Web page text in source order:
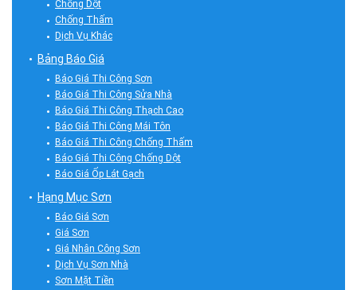
Chống Dột
Chống Thấm
Dịch Vụ Khác
Bảng Báo Giá
Báo Giá Thi Công Sơn
Báo Giá Thi Công Sửa Nhà
Báo Giá Thi Công Thạch Cao
Báo Giá Thi Công Mái Tôn
Báo Giá Thi Công Chống Thấm
Báo Giá Thi Công Chống Dột
Báo Giá Ốp Lát Gạch
Hạng Mục Sơn
Báo Giá Sơn
Giá Sơn
Giá Nhân Công Sơn
Dịch Vụ Sơn Nhà
Sơn Mặt Tiền